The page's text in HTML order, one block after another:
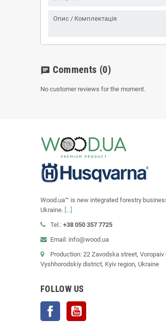
Опис / Комплектація
chat Comments (0)
No customer reviews for the moment.
Wood.ua™ is new integrated forestry
Ukraine. [...]
Tel.: +38 050 357 7725
Email: info@wood.ua
Production: 22 Zavodska street, Voropaiv
Vyshhorodskiy district, Kyiv region, Ukraine
FOLLOW US
Facebook